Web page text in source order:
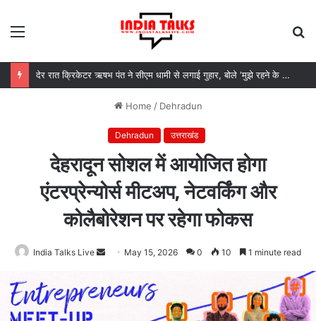
देर रात क्रिकेटर ऋषभ पंत ने सीएम धामी से लगाई गुहार, बोले ‘मुझे रहने के लिए जगह नहीं मिल रही’
Home / Dehradun
Dehradun उत्तराखंड
देहरादून सोशल में आयोजित होगा
एंटरप्रेन्योर्स मीटअप, नेटवर्किंग और
कोलैबोरेशन पर रहेगा फोकस
India Talks Live
Send
email
May 15, 2026 0 10 1 minute read